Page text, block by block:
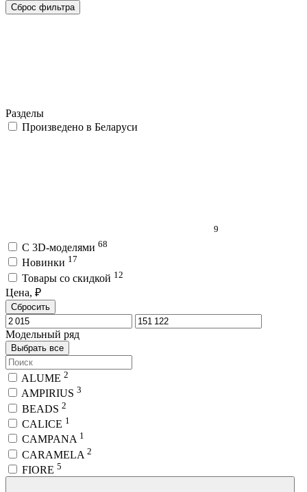
Сброс фильтра
Разделы
Произведено в Беларуси
9
C 3D-моделями 68
Новинки 17
Товары со скидкой 12
Цена, ₽
Сбросить
Модельный ряд
Выбрать все
ALUME 2
AMPIRIUS 3
BEADS 2
CALICE 1
CAMPANA 1
CARAMELA 2
FIORE 5